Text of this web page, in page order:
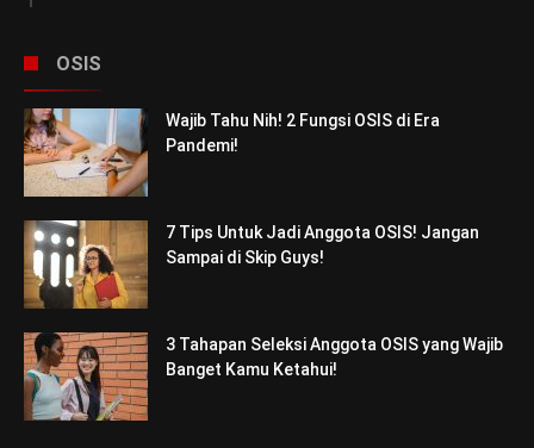
OSIS
Wajib Tahu Nih! 2 Fungsi OSIS di Era
Pandemi!
7 Tips Untuk Jadi Anggota OSIS! Jangan
Sampai di Skip Guys!
3 Tahapan Seleksi Anggota OSIS yang Wajib
Banget Kamu Ketahui!